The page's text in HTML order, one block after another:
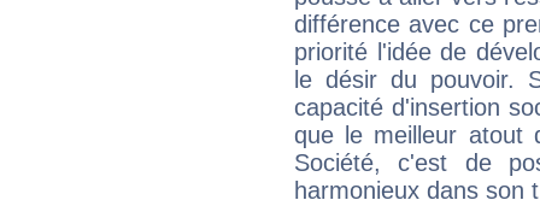
différence avec ce
priorité l'idée de
le désir du pouvoir.
capacité d'insertion
que le meilleur atout
Société, c'est de
harmonieux dans son